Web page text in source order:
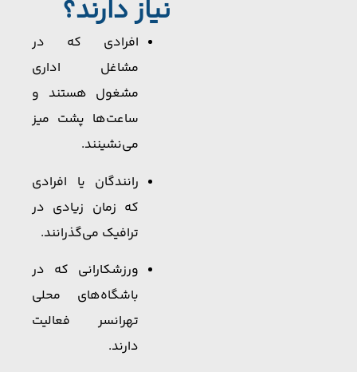
نیاز دارند؟
افرادی که در
مشاغل اداری
مشغول هستند و
ساعت‌ها پشت میز
می‌نشینند.
رانندگان یا افرادی
که زمان زیادی در
ترافیک می‌گذرانند.
ورزشکارانی که در
باشگاه‌های محلی
تهرانسر فعالیت
دارند.